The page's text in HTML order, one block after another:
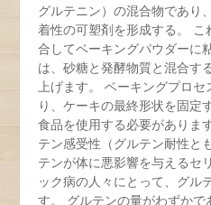
グルテニン）の混合物であり
着性の可塑剤を形成する。
合してベーキングパウダーに
は、砂糖と発酵物質と混合す
上げます。 ベーキングプロ
り、ケーキの最終形状を固定
食品を使用する必要がありま
テン感受性（グルテン耐性と
テンが体に悪影響を与えるセ
ック病の人々にとって、グル
す。 グルテンの量がわずか